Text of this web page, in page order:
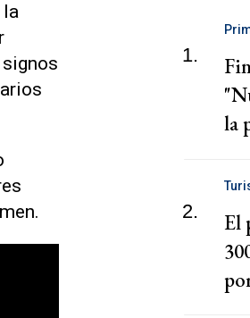
la
1.
la
2.
El